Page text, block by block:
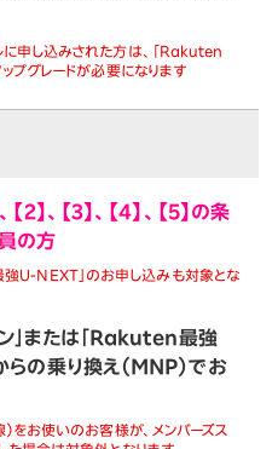
申し込みされた方は、「Rakuten
プグレードが必要になります
】、【3】、【4】、【5】の条
の方
U-NEXT」のお申し込みも対象とな
」または「Rakuten最強
の乗り換え（MNP）でお
をお使いのお客様が、メンバーズス